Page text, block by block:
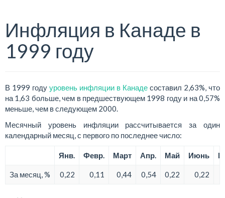
Инфляция в Канаде в
1999 году
В 1999 году уровень инфляции в Канаде составил 2,63%, что
на 1,63 больше, чем в предшествующем 1998 году и на 0,57%
меньше, чем в следующем 2000.
Месячный уровень инфляции рассчитывается за один
календарный месяц, с первого по последнее число:
Янв. Февр. Март Апр. Май Июнь
За месяц, % 0,22 0,11 0,44 0,54 0,22 0,22